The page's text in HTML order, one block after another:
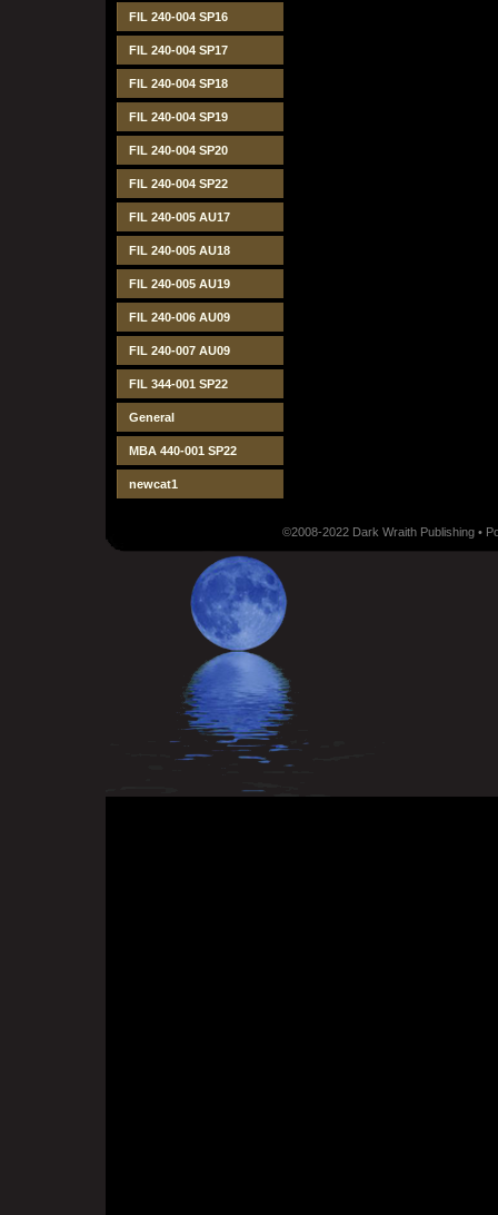
FIL 240-004 SP16
FIL 240-004 SP17
FIL 240-004 SP18
FIL 240-004 SP19
FIL 240-004 SP20
FIL 240-004 SP22
FIL 240-005 AU17
FIL 240-005 AU18
FIL 240-005 AU19
FIL 240-006 AU09
FIL 240-007 AU09
FIL 344-001 SP22
General
MBA 440-001 SP22
newcat1
©2008-2022 Dark Wraith Publishing •